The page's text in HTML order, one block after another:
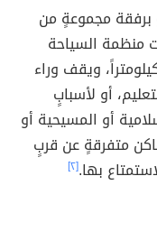
برفقة مجموعةٍ من
منظمة السياحة
ويقف وراء
أو لأسبابٍ
أو المسيحية أو
متفرقةٍ عن قربٍ
بها.[٢]